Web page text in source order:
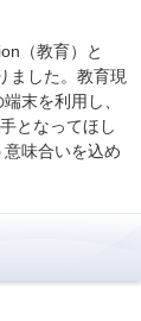
（教育）と
ました。教育現
末を利用し、
となってほし
味合いを込め